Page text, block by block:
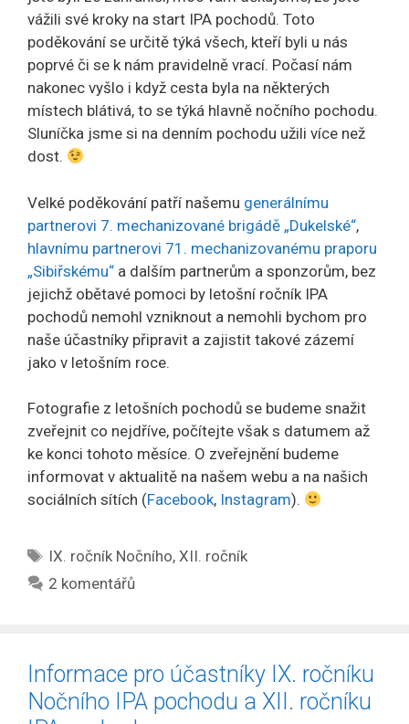
vážili své kroky na start IPA pochodů. Toto
poděkování se určitě týká všech, kteří byli u nás
poprvé či se k nám pravidelně vrací. Počasí nám
nakonec vyšlo i když cesta byla na některých
místech blátivá, to se týká hlavně nočního pochodu.
Sluníčka jsme si na denním pochodu užili více než
dost.
Velké poděkování patří našemu generálnímu
partnerovi 7. mechanizované brigádě „Dukelské“,
hlavnímu partnerovi 71. mechanizovanému praporu
„Sibiřskému“ a dalším partnerům a sponzorům, bez
jejichž obětavé pomoci by letošní ročník IPA
pochodů nemohl vzniknout a nemohli bychom pro
naše účastníky připravit a zajistit takové zázemí
jako v letošním roce.
Fotografie z letošních pochodů se budeme snažit
zveřejnit co nejdříve, počítejte však s datumem až
ke konci tohoto měsíce. O zveřejnění budeme
informovat v aktualitě na našem webu a na našich
sociálních sítích (Facebook, Instagram).
Štítky
IX. ročník Nočního,XII. ročník
2 komentářů
Informace pro účastníky IX. ročníku
Nočního IPA pochodu a XII. ročníku